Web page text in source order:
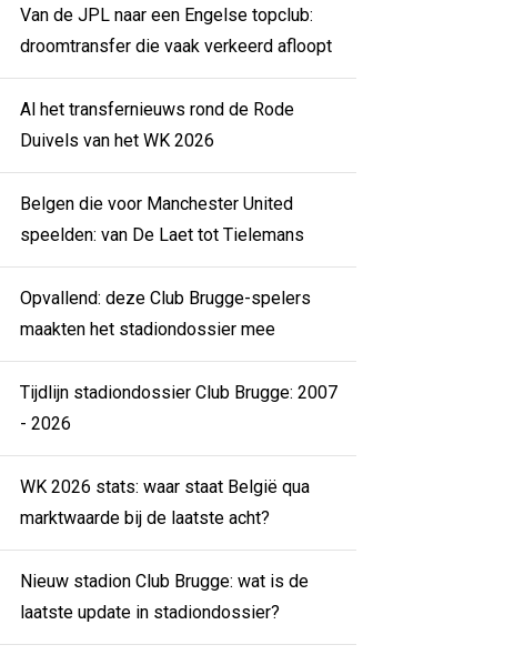
Van de JPL naar een Engelse topclub:
droomtransfer die vaak verkeerd afloopt
Al het transfernieuws rond de Rode
Duivels van het WK 2026
Belgen die voor Manchester United
speelden: van De Laet tot Tielemans
Opvallend: deze Club Brugge-spelers
maakten het stadiondossier mee
Tijdlijn stadiondossier Club Brugge: 2007
- 2026
WK 2026 stats: waar staat België qua
marktwaarde bij de laatste acht?
Nieuw stadion Club Brugge: wat is de
laatste update in stadiondossier?